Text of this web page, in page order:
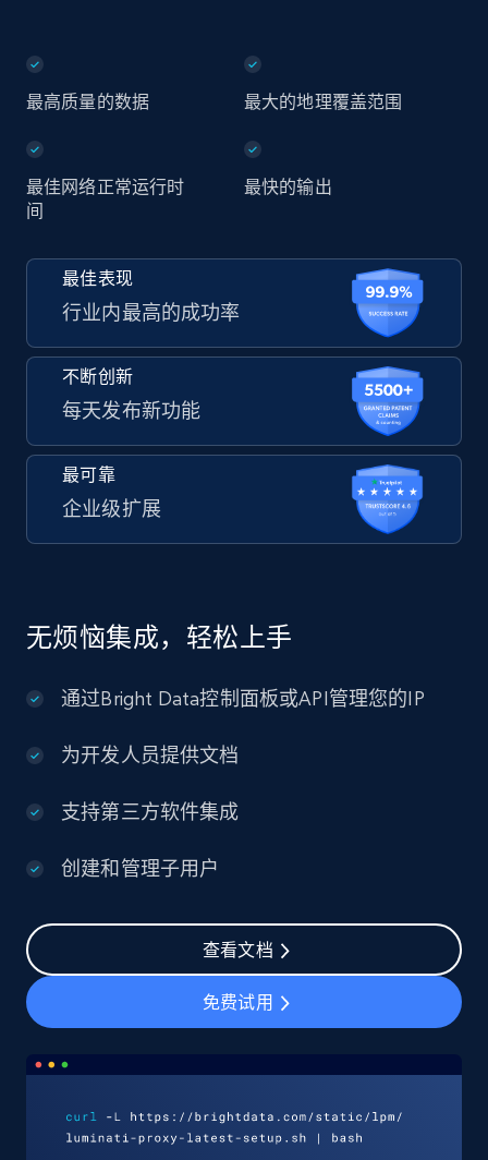
最高质量的数据 最大的地理覆盖范围
最佳网络正常运行时
间
最快的输出
最佳表现
行业内最高的成功率
不断创新
每天发布新功能
最可靠
企业级扩展
无烦恼集成，轻松上手
通过Bright Data控制面板或API管理您的IP
为开发人员提供文档
支持第三方软件集成
创建和管理子用户
查看文档
免费试用